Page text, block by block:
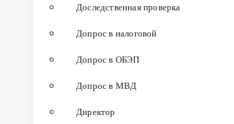
Доследственная проверка
Допрос в налоговой
Допрос в ОБЭП
Допрос в МВД
Директор